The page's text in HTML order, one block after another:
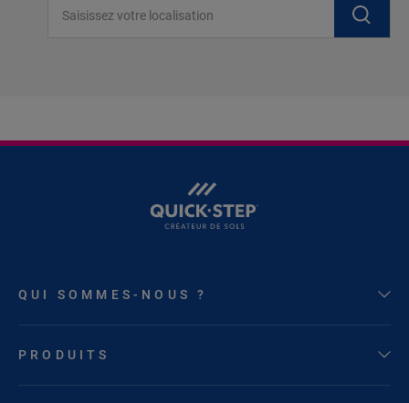
QUI SOMMES-NOUS ?
PRODUITS